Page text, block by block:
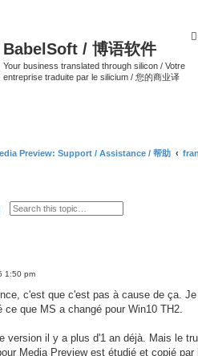
BabelSoft / 博语软件
Your business translated through silicon / Votre
entreprise traduite par le silicium / 您的商业译
Preview: Support / Assistance / 帮助
Advanced search
1:50 pm
c'est que c'est pas à cause de ça.
que MS a changé pour Win10 TH2.
version il y a plus d'1 an déjà. Mais le
Media Preview est étudié et copié par